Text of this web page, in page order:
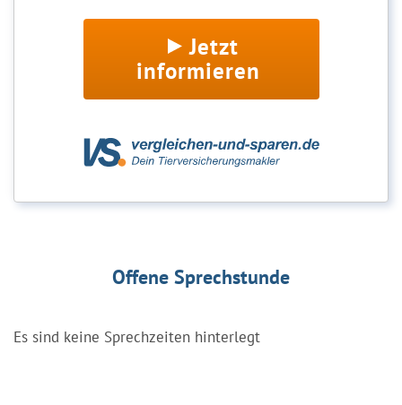
Jetzt
informieren
Offene Sprechstunde
Es sind keine Sprechzeiten hinterlegt